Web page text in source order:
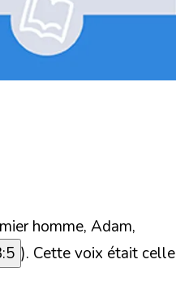
homme, Adam,
). Cette voix était celle